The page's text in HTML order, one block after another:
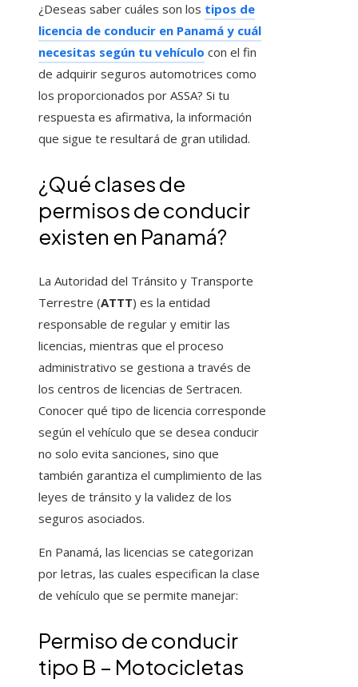
¿Deseas saber cuáles son los tipos de
licencia de conducir en Panamá y cuál
necesitas según tu vehículo con el fin
de adquirir seguros automotrices como
los proporcionados por ASSA? Si tu
respuesta es afirmativa, la información
que sigue te resultará de gran utilidad.
¿Qué clases de
permisos de conducir
existen en Panamá?
La Autoridad del Tránsito y Transporte
Terrestre (ATTT) es la entidad
responsable de regular y emitir las
licencias, mientras que el proceso
administrativo se gestiona a través de
los centros de licencias de Sertracen.
Conocer qué tipo de licencia corresponde
según el vehículo que se desea conducir
no solo evita sanciones, sino que
también garantiza el cumplimiento de las
leyes de tránsito y la validez de los
seguros asociados.
En Panamá, las licencias se categorizan
por letras, las cuales especifican la clase
de vehículo que se permite manejar:
Permiso de conducir
tipo B – Motocicletas